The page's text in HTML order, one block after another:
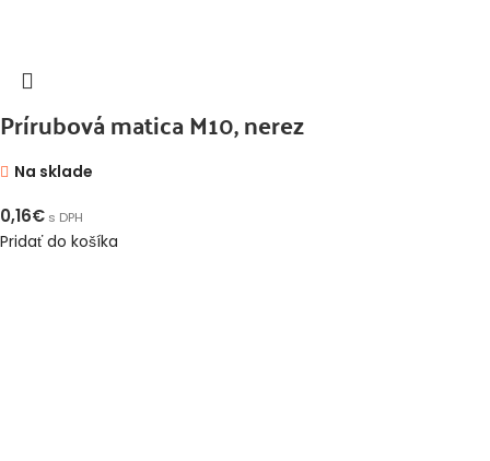
Prírubová matica M10, nerez
Na sklade
0,16€ s DPH
Pridať do košíka